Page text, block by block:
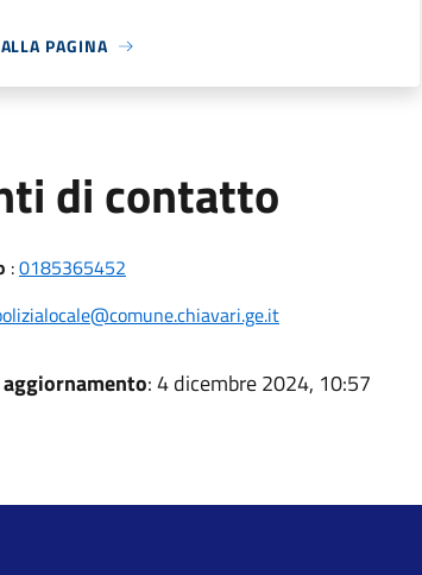
PAGINA
di contatto
:0185365452
: 4 dicembre 2024, 10:57